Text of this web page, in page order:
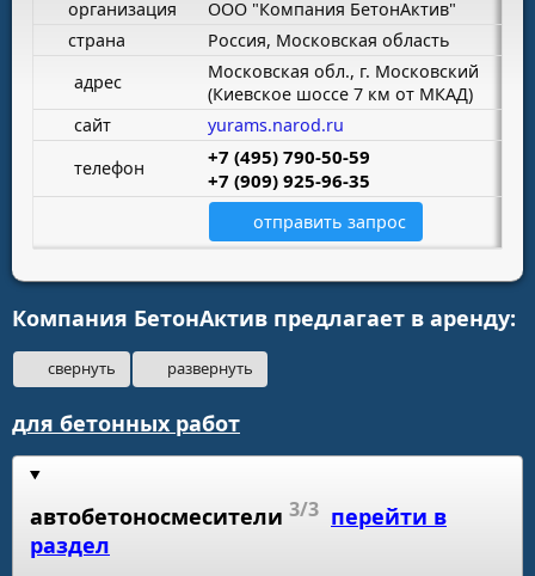
организация
ООО "Компания БетонАктив"
страна
Россия, Московская область
адрес
Московская обл., г. Московский
(Киевское шоссе 7 км от МКАД)
сайт
yurams.narod.ru
телефон
+7 (495) 790-50-59
+7 (909) 925-96-35
отправить запрос
Компания БетонАктив предлагает в аренду:
свернуть развернуть
для бетонных работ
автобетоносмесители 3/3 перейти в
раздел